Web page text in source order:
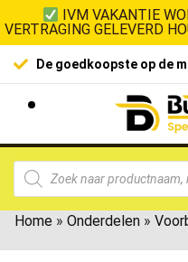
IVM VAKANTIE
VERTRAGING GELEVERD
De goedkoopste op de
Home » Onderdelen »